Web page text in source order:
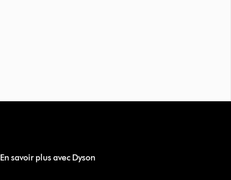
En savoir plus avec Dyson